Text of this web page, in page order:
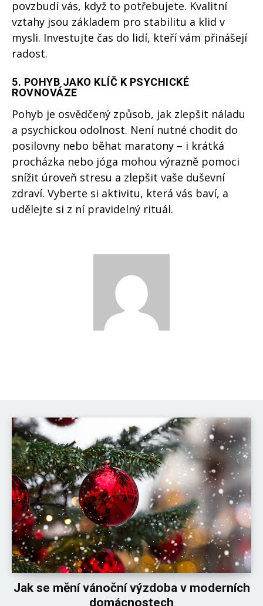
povzbudí vás, když to potřebujete. Kvalitní
vztahy jsou základem pro stabilitu a klid v
mysli. Investujte čas do lidí, kteří vám přinášejí
radost.
5. POHYB JAKO KLÍČ K PSYCHICKÉ
ROVNOVÁZE
Pohyb je osvědčený způsob, jak zlepšit náladu
a psychickou odolnost. Není nutné chodit do
posilovny nebo běhat maratony – i krátká
procházka nebo jóga mohou výrazně pomoci
snížit úroveň stresu a zlepšit vaše duševní
zdraví. Vyberte si aktivitu, která vás baví, a
udělejte si z ní pravidelný rituál.
Jak se mění vánoční výzdoba v moderních
domácnostech